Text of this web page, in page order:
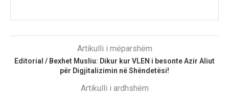
Artikulli i mëparshëm
Editorial / Bexhet Musliu: Dikur kur VLEN i besonte Azir Aliut
për Digjitalizimin në Shëndetësi!
Artikulli i ardhshëm